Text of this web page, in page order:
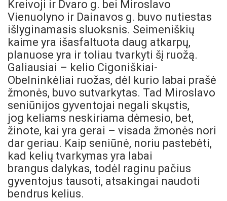
Kreivoji ir Dvaro g. bei Miroslavo
Vienuolyno ir Dainavos g. buvo nutiestas
išlyginamasis sluoksnis. Seimeniškių
kaime yra išasfaltuota daug atkarpų,
planuose yra ir toliau tvarkyti šį ruožą.
Galiausiai – kelio Cigoniškiai-
Obelninkėliai ruožas, dėl kurio labai prašė
žmonės, buvo sutvarkytas. Tad Miroslavo
seniūnijos gyventojai negali skųstis,
jog keliams neskiriama dėmesio, bet,
žinote, kai yra gerai – visada žmonės nori
dar geriau. Kaip seniūnė, noriu pastebėti,
kad kelių tvarkymas yra labai
brangus dalykas, todėl raginu pačius
gyventojus tausoti, atsakingai naudoti
bendrus kelius.